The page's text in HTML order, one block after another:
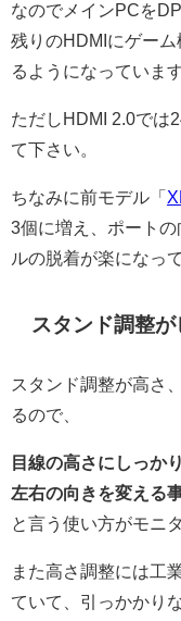
なのでメインPCを
残りのHDMIにゲー
るようになっています
ただしHDMI 2.0では
て下さい。
ちなみに前モデル「
3個に増え、ポート
ルの脱着が楽になっ
スタンド調整
スタンド調整が高さ
るので、
目線の高さにしっか
左右の向きを変える
と言う使い方がモニ
また高さ調整には工
ていて、引っかかり